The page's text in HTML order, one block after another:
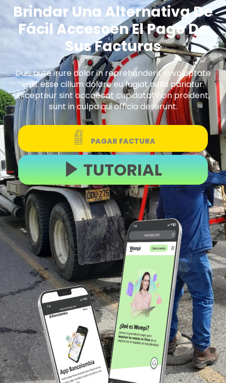
Brindar Una Alternativa De
Fácil Accesoen El Pago De
Sus Facturas
Duis aute irure dolor in reprehenderit in voluptate
velit esse cillum dolore eu fugiat nulla pariatur.
Excepteur sint occaecat cupidatat non proident,
sunt in culpa qui officia deserunt.
PAGAR FACTURA
TUTORIAL